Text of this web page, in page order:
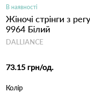
В наявності
Жіночі стрінги з
9964 Білий
DALLIANCE
73.15 грн/од.
Колір